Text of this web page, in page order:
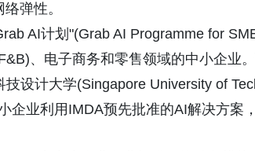
弹性。
AI计划"(Grab AI Programme for
、电子商务和零售领域的中小企业
设计大学(Singapore University of
企业利用IMDA预先批准的AI解决方案